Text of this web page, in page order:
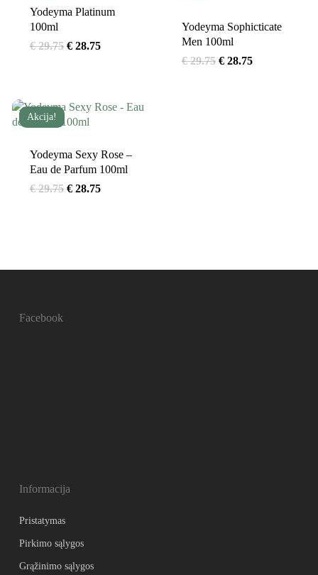
Yodeyma Platinum
100ml
€29.75 Original
€ 29.75.
€28.75Current
€ 28.75.
Yodeyma Sophicticate
Men 100ml
€29.75 Original
€28.75Current
Akcija!
Yodeyma Sexy Rose –
Eau de Parfum 100ml
€29.75 Original
€28.75Current
Facebook
Informacija
Pristatymas
Pirkimo sąlygos
Grąžinimo sąlygos